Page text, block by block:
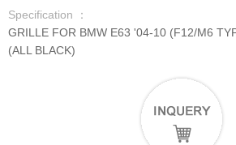
Specification ：
GRILLE FOR BMW E63 '04-10 (F12/M6
(ALL BLACK)